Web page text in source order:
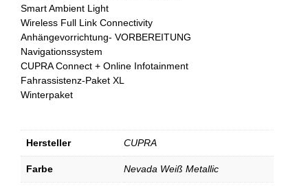
Smart Ambient Light
Wireless Full Link Connectivity
Anhängevorrichtung- VORBEREITUNG
Navigationssystem
CUPRA Connect + Online Infotainment
Fahrassistenz-Paket XL
Winterpaket
Hersteller CUPRA
Farbe Nevada Weiß Metallic